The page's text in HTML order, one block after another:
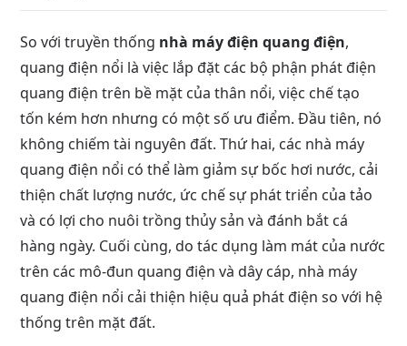
So với truyền thống nhà máy điện quang điện,
quang điện nổi là việc lắp đặt các bộ phận phát điện
quang điện trên bề mặt của thân nổi, việc chế tạo
tốn kém hơn nhưng có một số ưu điểm. Đầu tiên, nó
không chiếm tài nguyên đất. Thứ hai, các nhà máy
quang điện nổi có thể làm giảm sự bốc hơi nước, cải
thiện chất lượng nước, ức chế sự phát triển của tảo
và có lợi cho nuôi trồng thủy sản và đánh bắt cá
hàng ngày. Cuối cùng, do tác dụng làm mát của nước
trên các mô-đun quang điện và dây cáp, nhà máy
quang điện nổi cải thiện hiệu quả phát điện so với hệ
thống trên mặt đất.